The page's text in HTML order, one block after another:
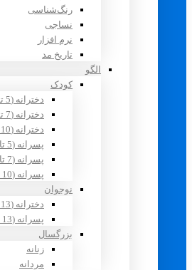
رنگ‌شناسی
نساجی
نرم افزار
تاریخ مد
الگو
کودک
دخترانه (5 تا 6 سال)
دخترانه (7 تا 9 سال)
دخترانه (10 تا 12 سال)
پسرانه (5 تا 6 سال)
پسرانه (7 تا 9 سال)
پسرانه (10 تا 12 سال)
نوجوان
دخترانه (13 تا 18 سال)
پسرانه (13 تا 18 سال)
بزرگسال
زنانه
مردانه